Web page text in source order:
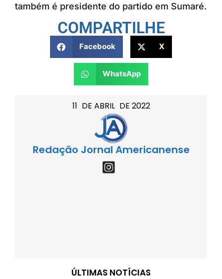
11 DE ABRIL DE 2022
Redação Jornal Americanense
ÚLTIMAS NOTÍCIAS
também é presidente do partido em Sumaré.
COMPARTILHE
Facebook X
WhatsApp